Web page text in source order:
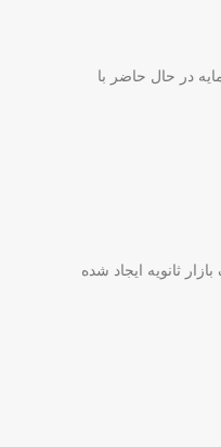
در حال حاضر با
ثانویه ایجاد شده